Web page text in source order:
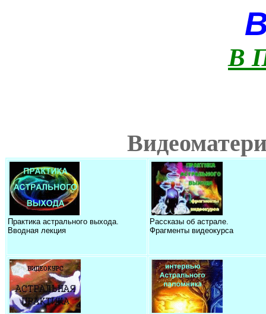
В
Практика астрального выхода.
Вводная лекция
Рассказы об астрале.
Фрагменты видеокурса